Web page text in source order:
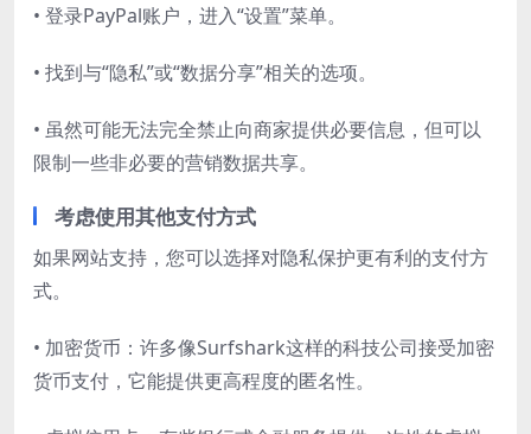
• 登录PayPal账户，进入“设置”菜单。
• 找到与“隐私”或“数据分享”相关的选项。
• 虽然可能无法完全禁止向商家提供必要信息，但可以
限制一些非必要的营销数据共享。
考虑使用其他支付方式
如果网站支持，您可以选择对隐私保护更有利的支付方
式。
• 加密货币：许多像Surfshark这样的科技公司接受加密
货币支付，它能提供更高程度的匿名性。